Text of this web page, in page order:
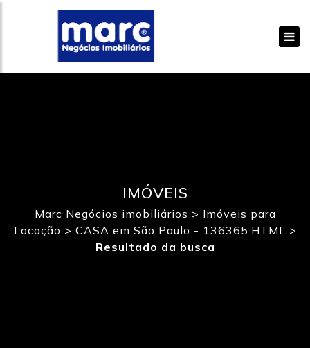
IMÓVEIS
Marc Negócios imobiliários > Imóveis para
Locação > CASA em São Paulo - 136365.HTML >
Resultado da busca